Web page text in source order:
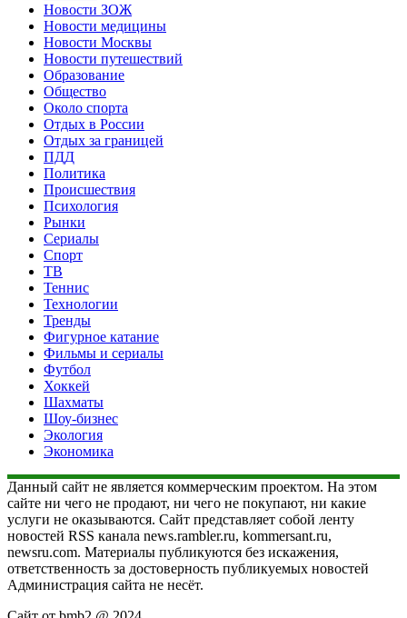
Новости ЗОЖ
Новости медицины
Новости Москвы
Новости путешествий
Образование
Общество
Около спорта
Отдых в России
Отдых за границей
ПДД
Политика
Происшествия
Психология
Рынки
Сериалы
Спорт
ТВ
Теннис
Технологии
Тренды
Фигурное катание
Фильмы и сериалы
Футбол
Хоккей
Шахматы
Шоу-бизнес
Экология
Экономика
Данный сайт не является коммерческим проектом. На этом
сайте ни чего не продают, ни чего не покупают, ни какие
услуги не оказываются. Сайт представляет собой ленту
новостей RSS канала news.rambler.ru, kommersant.ru,
newsru.com. Материалы публикуются без искажения,
ответственность за достоверность публикуемых новостей
Администрация сайта не несёт.